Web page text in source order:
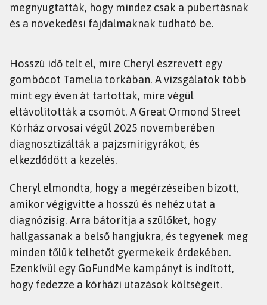
megnyugtatták, hogy mindez csak a pubertásnak
és a növekedési fájdalmaknak tudható be.
Hosszú idő telt el, mire Cheryl észrevett egy
gombócot Tamelia torkában. A vizsgálatok több
mint egy éven át tartottak, mire végül
eltávolították a csomót. A Great Ormond Street
Kórház orvosai végül 2025 novemberében
diagnosztizálták a pajzsmirigyrákot, és
elkezdődött a kezelés.
Cheryl elmondta, hogy a megérzéseiben bízott,
amikor végigvitte a hosszú és nehéz utat a
diagnózisig. Arra bátorítja a szülőket, hogy
hallgassanak a belső hangjukra, és tegyenek meg
minden tőlük telhetőt gyermekeik érdekében.
Ezenkívül egy GoFundMe kampányt is indított,
hogy fedezze a kórházi utazások költségeit.